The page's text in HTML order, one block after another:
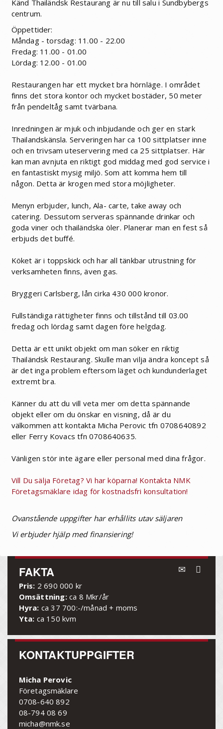
Känd Thailändsk Restaurang är nu till salu i Sundbybergs
centrum.
Öppettider:
Måndag - torsdag: 11.00 - 22.00
Fredag: 11.00 - 01.00
Lördag: 12.00 - 01.00
Restaurangen har ett mycket bra hörnläge. I området
finns det stora kontor och mycket bostäder, 50 meter
från pendeltåg samt tvärbana.
Inredningen är mjuk och inbjudande och ger en stark
Thailandskänsla. Serveringen har ca 100 sittplatser inne
och en trivsam uteservering med ca 25 sittplatser. Här
kan man avnjuta en riktigt god middag med god service i
en fantastiskt mysig miljö. Som att komma hem till
någon. Detta är krogen med stora möjligheter.
Menyn erbjuder, lunch, Ala- carte, take away och
catering. Dessutom serveras spännande drinkar och
goda viner och thailändska öler. Planerar man en fest så
erbjuds det buffé.
Köket är i toppskick och har all tänkbar utrustning för
verksamheten finns, även gas.
Bryggeri Carlsberg, lån cirka 430 000 kronor.
Fullständiga rättigheter finns och tillstånd till 03.00
fredag och lördag samt dagen före helgdag.
Detta är ett unikt objekt om man söker en riktig
Thailändsk Restaurang. Skulle man vilja ändra koncept så
är det inga problem eftersom läget och kundunderlaget
extremt bra.
Känner du att du vill veta mer om detta spännande
objekt eller om du önskar en visning, då är du
välkommen att kontakta Micha Perovic tfn 0708640892
eller Ferry Kovacs tfn 0708640635.
Vänligen stör inte ägare eller personal med dina frågor.
Vill Du sälja Företag? Vi har köparna! Kontakta NMK
Företagsmäklare idag för kostnadsfri konsultation!
Ovanstående uppgifter har erhållits utav säljaren
Vi erbjuder hjälp med finansiering!
FAKTA
Pris: 2 690 000 kr
Omsättning: ca 8 Mkr/år
Hyra: ca 37 700:-/månad + moms
Yta: ca 150 kvm
KONTAKTUPPGIFTER
Micha Perovic
Företagsmäklare
0708-640 892
08-794 08 69
micha@nmk.se